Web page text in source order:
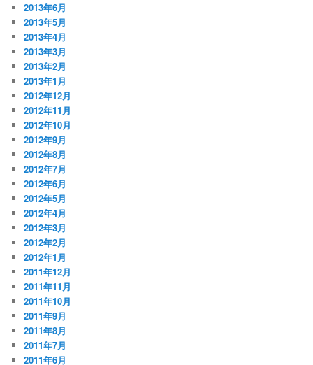
2013年6月
2013年5月
2013年4月
2013年3月
2013年2月
2013年1月
2012年12月
2012年11月
2012年10月
2012年9月
2012年8月
2012年7月
2012年6月
2012年5月
2012年4月
2012年3月
2012年2月
2012年1月
2011年12月
2011年11月
2011年10月
2011年9月
2011年8月
2011年7月
2011年6月